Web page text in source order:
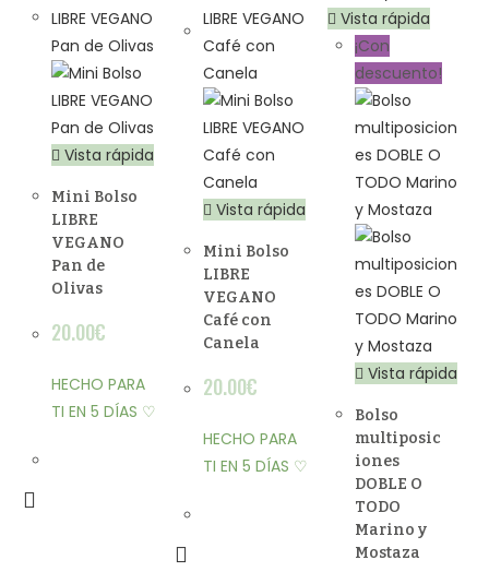
Vista rápida
Mini Bolso
LIBRE
VEGANO
Pan de
Olivas
20.00€
HECHO PARA
TI EN 5 DÍAS ♡
Vista rápida
Mini Bolso
LIBRE
VEGANO
Café con
Canela
20.00€
HECHO PARA
TI EN 5 DÍAS ♡
Vista rápida
¡Con
descuento!
Vista rápida
Bolso
multiposic
iones
DOBLE O
TODO
Marino y
Mostaza